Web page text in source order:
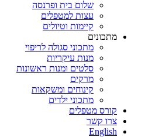
שלום בית ופרנסה
עצות למטפלים
קיימות וטיולים
מתכונים
מתכוני סגולה לריפוי
מנות עיקריות
סלטים ומנות ראשונות
מרקים
קינוחים ומשקאות
מתכוני ילדים
קורס מטפלים
צרו קשר
English